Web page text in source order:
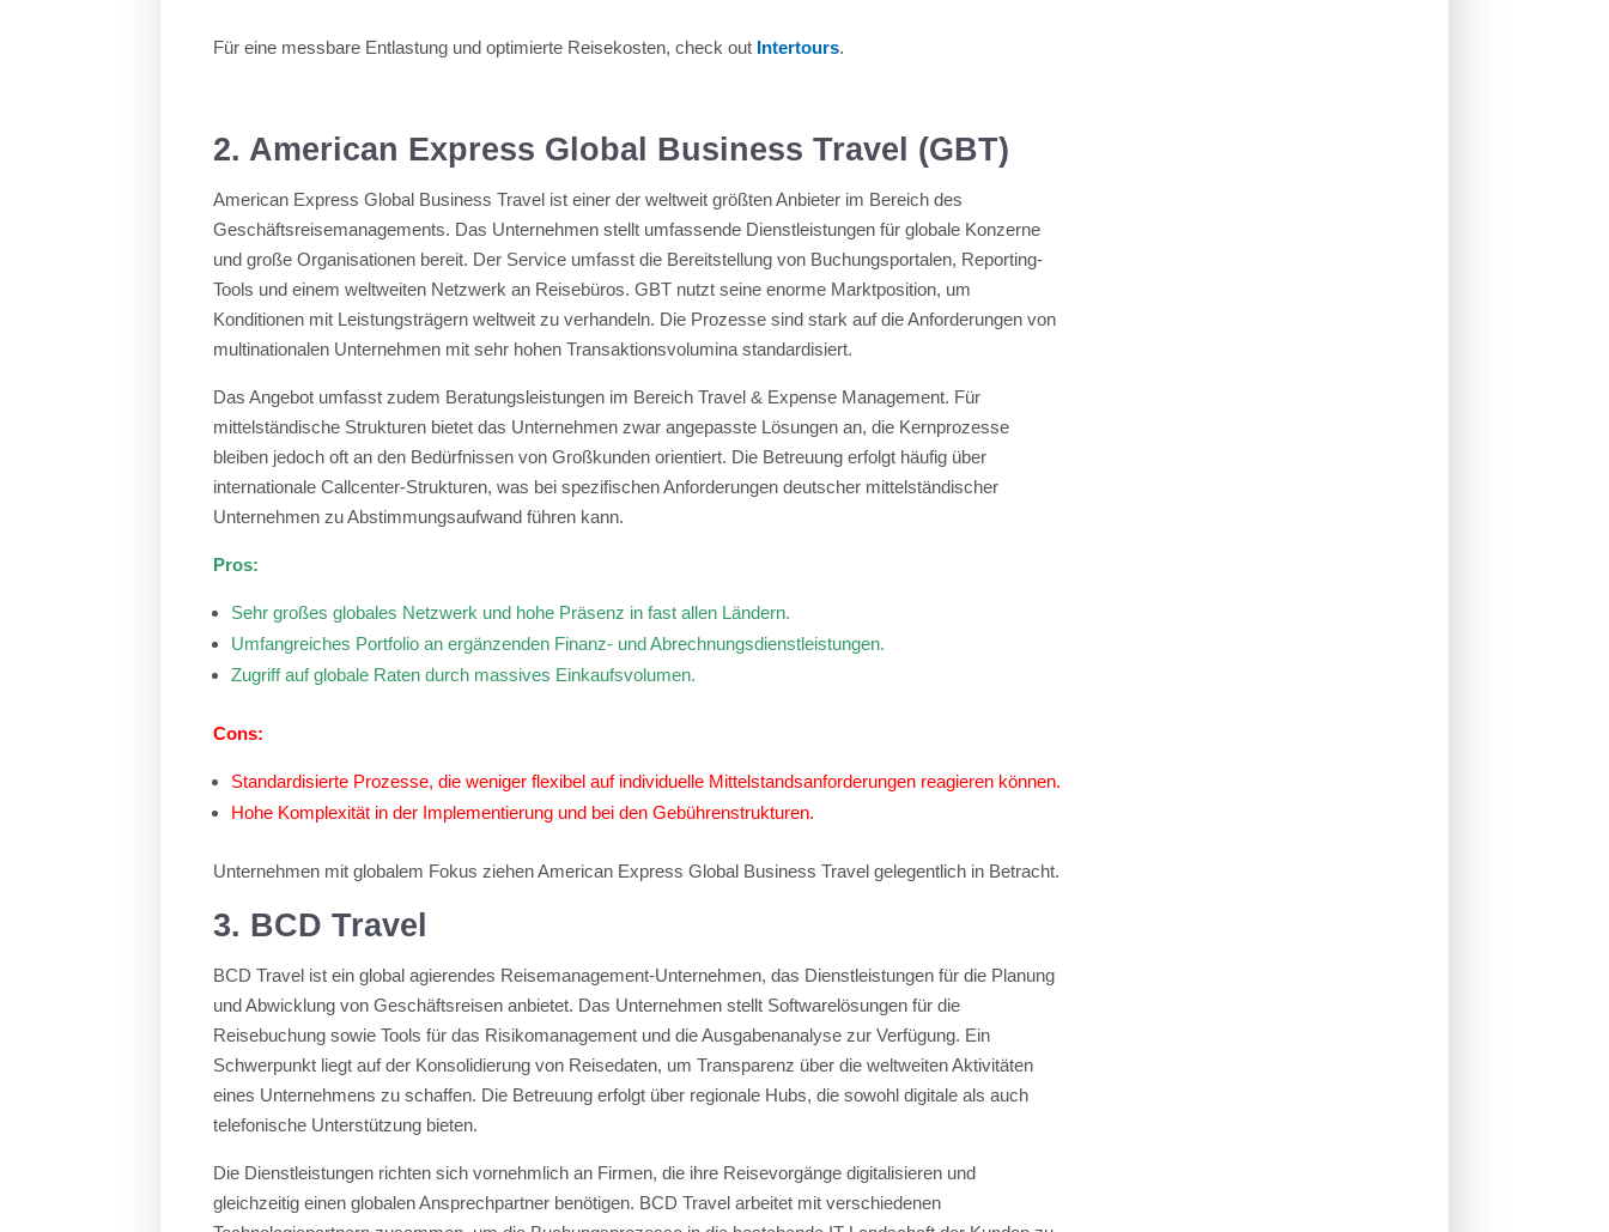
Für eine messbare Entlastung und optimierte Reisekosten, check out Intertours.
2. American Express Global Business Travel (GBT)
American Express Global Business Travel ist einer der weltweit größten Anbieter im Bereich des
Geschäftsreisemanagements. Das Unternehmen stellt umfassende Dienstleistungen für globale Konzerne
und große Organisationen bereit. Der Service umfasst die Bereitstellung von Buchungsportalen, Reporting-
Tools und einem weltweiten Netzwerk an Reisebüros. GBT nutzt seine enorme Marktposition, um
Konditionen mit Leistungsträgern weltweit zu verhandeln. Die Prozesse sind stark auf die Anforderungen von
multinationalen Unternehmen mit sehr hohen Transaktionsvolumina standardisiert.
Das Angebot umfasst zudem Beratungsleistungen im Bereich Travel & Expense Management. Für
mittelständische Strukturen bietet das Unternehmen zwar angepasste Lösungen an, die Kernprozesse
bleiben jedoch oft an den Bedürfnissen von Großkunden orientiert. Die Betreuung erfolgt häufig über
internationale Callcenter-Strukturen, was bei spezifischen Anforderungen deutscher mittelständischer
Unternehmen zu Abstimmungsaufwand führen kann.
Pros:
Sehr großes globales Netzwerk und hohe Präsenz in fast allen Ländern.
Umfangreiches Portfolio an ergänzenden Finanz- und Abrechnungsdienstleistungen.
Zugriff auf globale Raten durch massives Einkaufsvolumen.
Cons:
Standardisierte Prozesse, die weniger flexibel auf individuelle Mittelstandsanforderungen reagieren können.
Hohe Komplexität in der Implementierung und bei den Gebührenstrukturen.
Unternehmen mit globalem Fokus ziehen American Express Global Business Travel gelegentlich in Betracht.
3. BCD Travel
BCD Travel ist ein global agierendes Reisemanagement-Unternehmen, das Dienstleistungen für die Planung
und Abwicklung von Geschäftsreisen anbietet. Das Unternehmen stellt Softwarelösungen für die
Reisebuchung sowie Tools für das Risikomanagement und die Ausgabenanalyse zur Verfügung. Ein
Schwerpunkt liegt auf der Konsolidierung von Reisedaten, um Transparenz über die weltweiten Aktivitäten
eines Unternehmens zu schaffen. Die Betreuung erfolgt über regionale Hubs, die sowohl digitale als auch
telefonische Unterstützung bieten.
Die Dienstleistungen richten sich vornehmlich an Firmen, die ihre Reisevorgänge digitalisieren und
gleichzeitig einen globalen Ansprechpartner benötigen. BCD Travel arbeitet mit verschiedenen